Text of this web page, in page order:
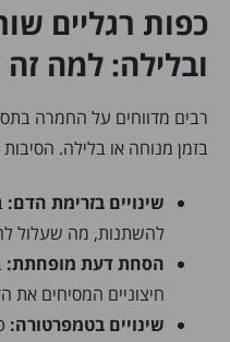
כפות רגליים
ובלילה: למה
רבים מדווחים על החמרה
בזמן מנוחה או בלילה. הסיבות
שינויים בזרימת הדם:
להשתנות, מה שעלול
הסחת דעת מופחתת:
חיצוניים המסיחים את
שינויים בטמפרטורה: